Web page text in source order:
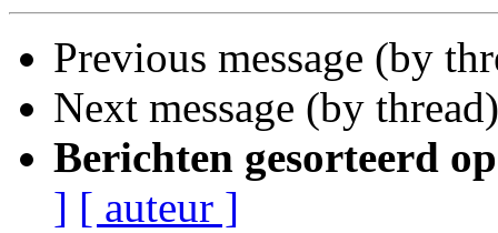
Previous message (by
Next message (by
Berichten gesorteerd
] [ auteur ]